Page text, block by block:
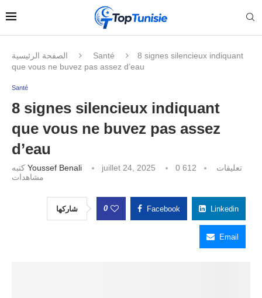
الصفحة الرئيسية Santé
8 signes silencieux indiquant
que vous ne buvez pas assez d’eau
Santé
8 signes silencieux indiquant
que vous ne buvez pas assez
d’eau
Youssef Benali juillet 24, 2025 0 تعليقات
612
مشاهدات
شاركها 0 Facebook Linkedin
Email